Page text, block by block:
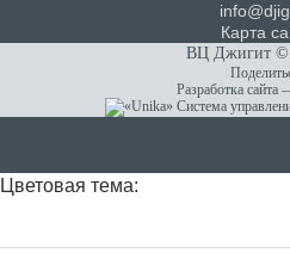
Карта
ВЦ Джигит ©
Разработка сайта
Система
Цветовая тема: